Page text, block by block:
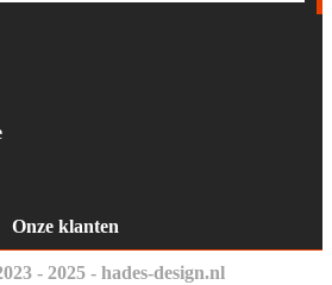
Onze klanten
- 2025 - hades-design.nl